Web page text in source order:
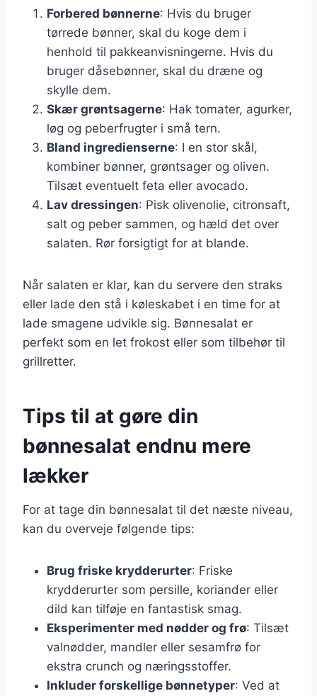
Forbered bønnerne: Hvis du bruger
tørrede bønner, skal du koge dem i
henhold til pakkeanvisningerne. Hvis du
bruger dåsebønner, skal du dræne og
skylle dem.
Skær grøntsagerne: Hak tomater, agurker,
løg og peberfrugter i små tern.
Bland ingredienserne: I en stor skål,
kombiner bønner, grøntsager og oliven.
Tilsæt eventuelt feta eller avocado.
Lav dressingen: Pisk olivenolie, citronsaft,
salt og peber sammen, og hæld det over
salaten. Rør forsigtigt for at blande.
Når salaten er klar, kan du servere den straks
eller lade den stå i køleskabet i en time for at
lade smagene udvikle sig. Bønnesalat er
perfekt som en let frokost eller som tilbehør til
grillretter.
Tips til at gøre din
bønnesalat endnu mere
lækker
For at tage din bønnesalat til det næste niveau,
kan du overveje følgende tips:
Brug friske krydderurter: Friske
krydderurter som persille, koriander eller
dild kan tilføje en fantastisk smag.
Eksperimenter med nødder og frø: Tilsæt
valnødder, mandler eller sesamfrø for
ekstra crunch og næringsstoffer.
Inkluder forskellige bønnetyper: Ved at